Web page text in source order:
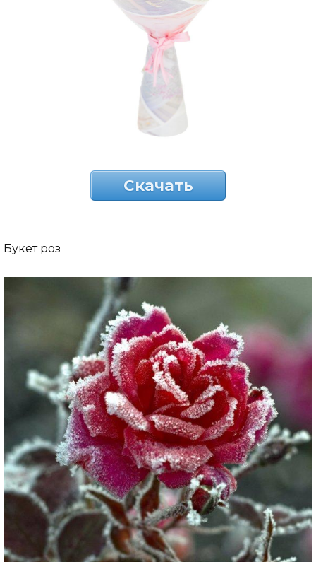
Скачать
Букет роз